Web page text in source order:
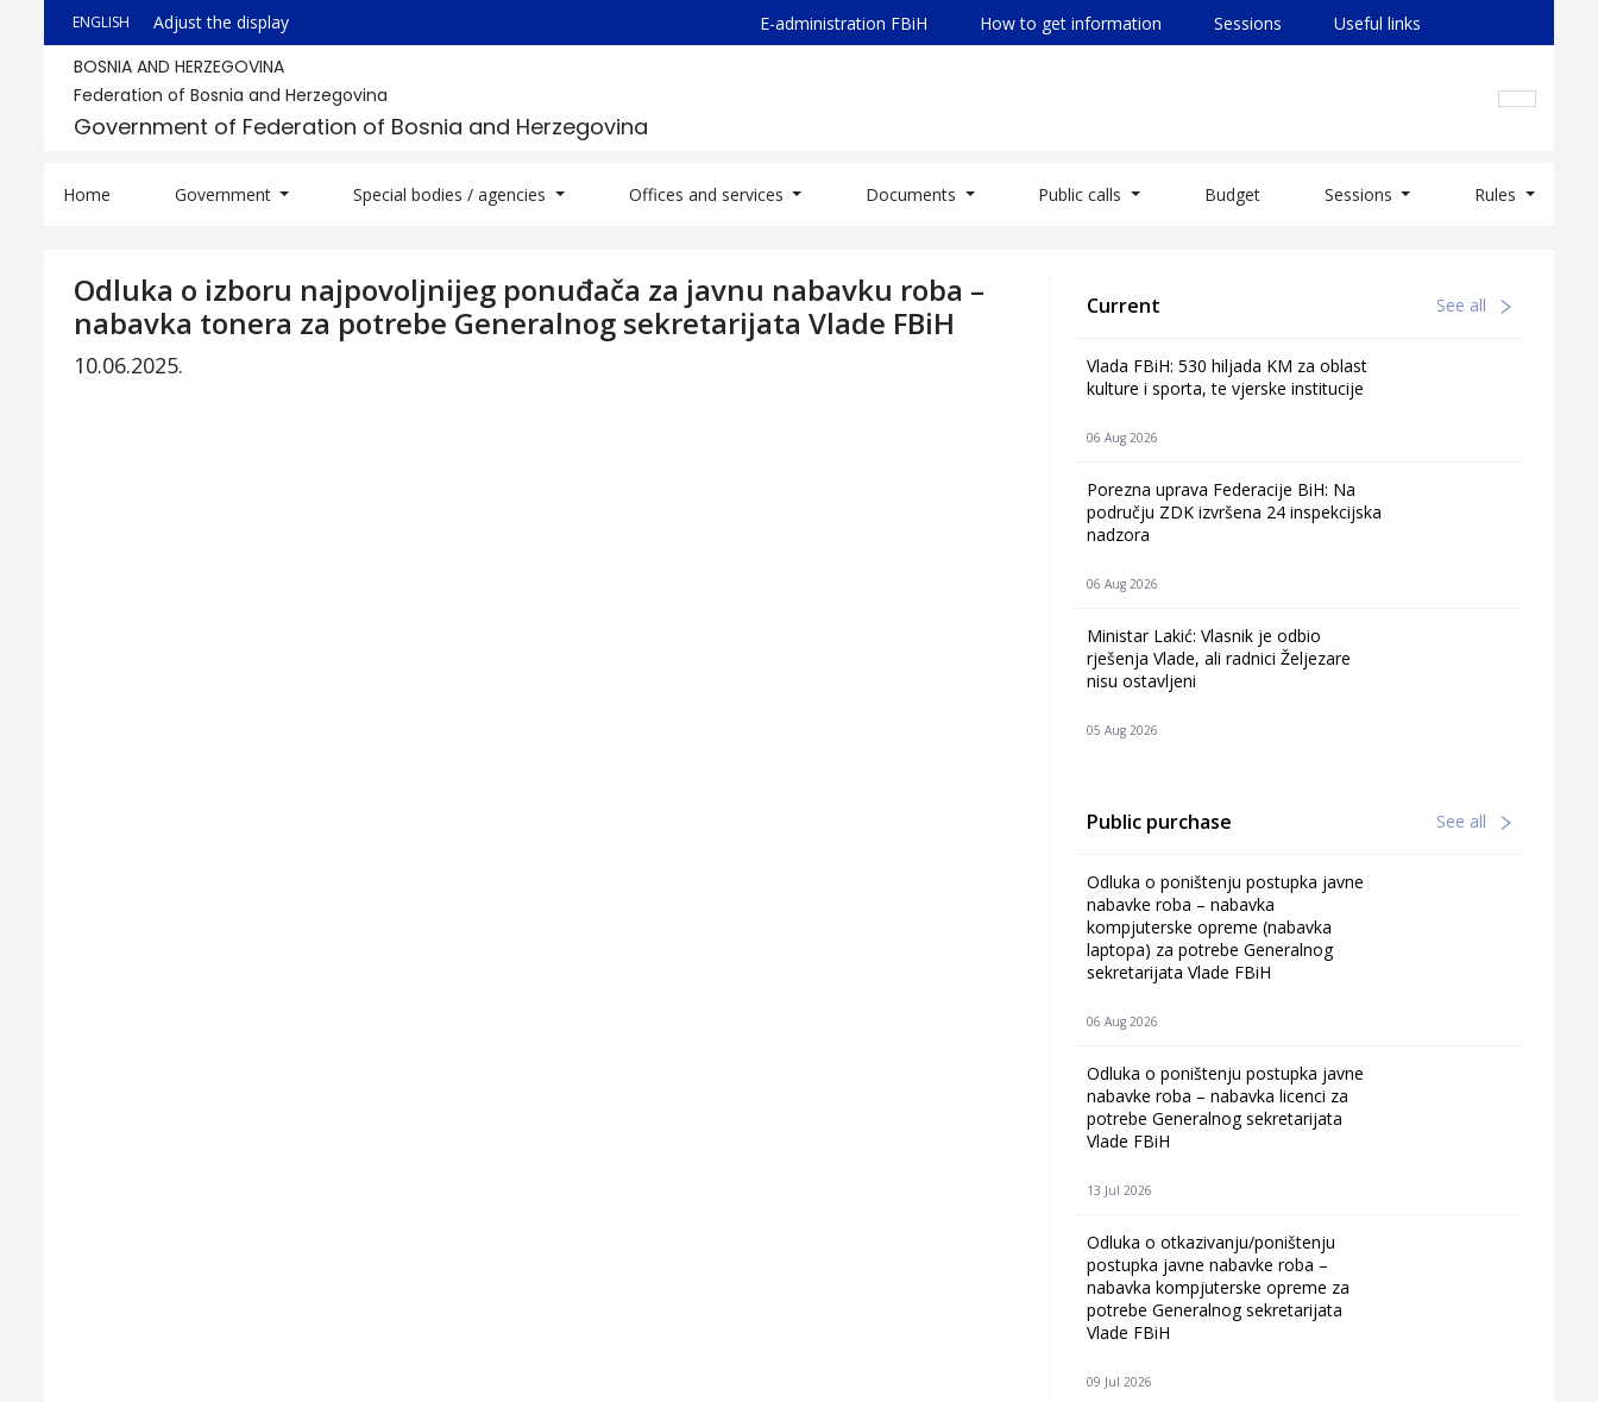
ENGLISH Adjust the display E-administration FBiH How to get information Sessions Useful links
BOSNIA AND HERZEGOVINA
Federation of Bosnia and Herzegovina
Government of Federation of Bosnia and Herzegovina
Home Government Special bodies / agencies Offices and services Documents Public calls Budget Sessions Rules
Odluka o izboru najpovoljnijeg ponuđača za javnu nabavku roba –
nabavka tonera za potrebe Generalnog sekretarijata Vlade FBiH
10.06.2025.
Current See all
Vlada FBiH: 530 hiljada KM za oblast
kulture i sporta, te vjerske institucije
06 Aug 2026
Porezna uprava Federacije BiH: Na
području ZDK izvršena 24 inspekcijska
nadzora
06 Aug 2026
Ministar Lakić: Vlasnik je odbio
rješenja Vlade, ali radnici Željezare
nisu ostavljeni
05 Aug 2026
Public purchase See all
Odluka o poništenju postupka javne
nabavke roba – nabavka
kompjuterske opreme (nabavka
laptopa) za potrebe Generalnog
sekretarijata Vlade FBiH
06 Aug 2026
Odluka o poništenju postupka javne
nabavke roba – nabavka licenci za
potrebe Generalnog sekretarijata
Vlade FBiH
13 Jul 2026
Odluka o otkazivanju/poništenju
postupka javne nabavke roba –
nabavka kompjuterske opreme za
potrebe Generalnog sekretarijata
Vlade FBiH
09 Jul 2026